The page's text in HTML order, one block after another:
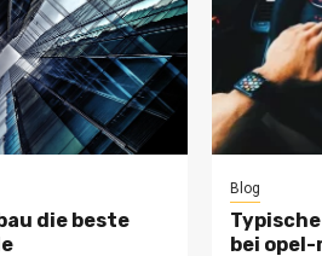
die beste
Blog
bei